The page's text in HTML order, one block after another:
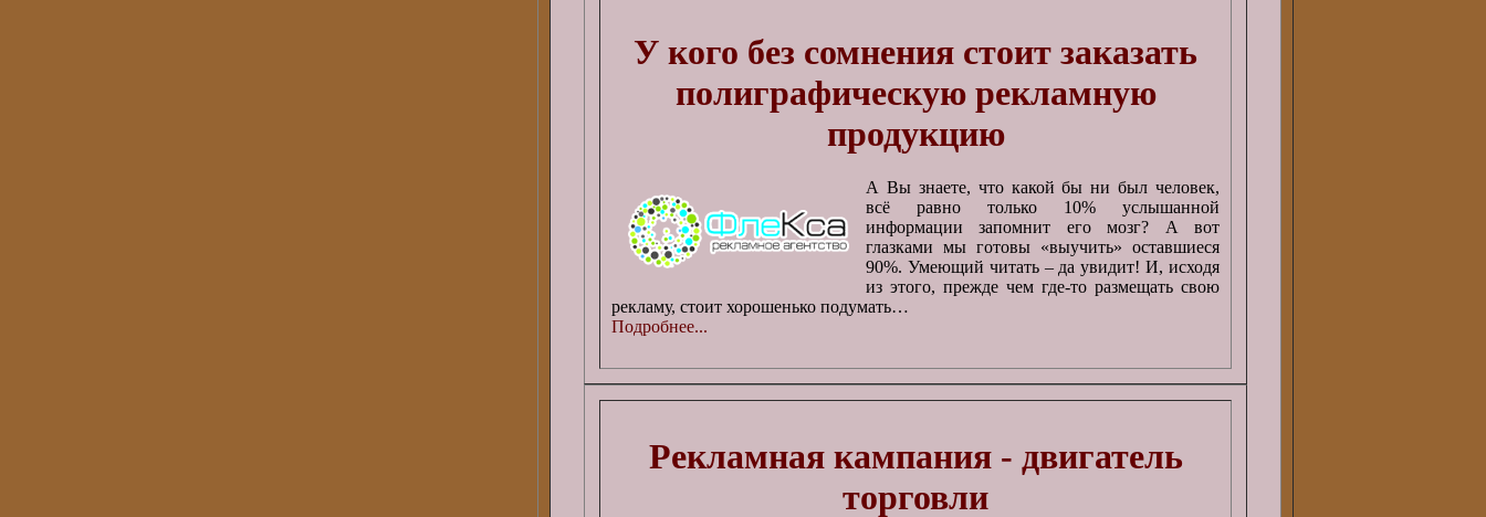
У кого без сомнения стоит заказать
полиграфическую рекламную
продукцию
А Вы знаете, что какой бы ни был человек,
всё равно только 10% услышанной
информации запомнит его мозг? А вот
глазками мы готовы «выучить» оставшиеся
90%. Умеющий читать – да увидит! И, исходя
из этого, прежде чем где-то размещать свою
рекламу, стоит хорошенько подумать…
Подробнее...
Рекламная кампания - двигатель
торговли